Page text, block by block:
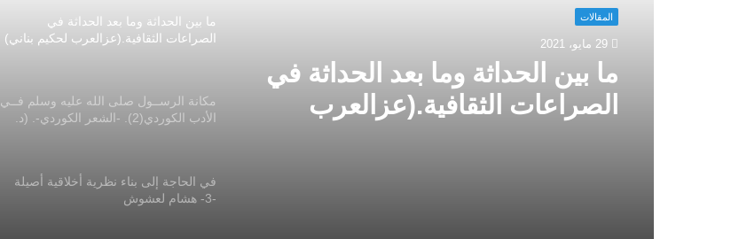
المقالات
29 مايو، 2021
ما بين الحداثة وما بعد الحداثة في
الصراعات الثقافية.(عزالعرب
ما بين الحداثة وما بعد الحداثة في
الصراعات الثقافية.(عزالعرب لحكيم بناني)
مكانة الرســول صلى الله عليه وسلم فــي
الأدب الكوردي(2). -الشعر الكوردي-. (د.
في الحاجة إلى بناء نظرية أخلاقية أصيلة
-3- هشام لعشوش